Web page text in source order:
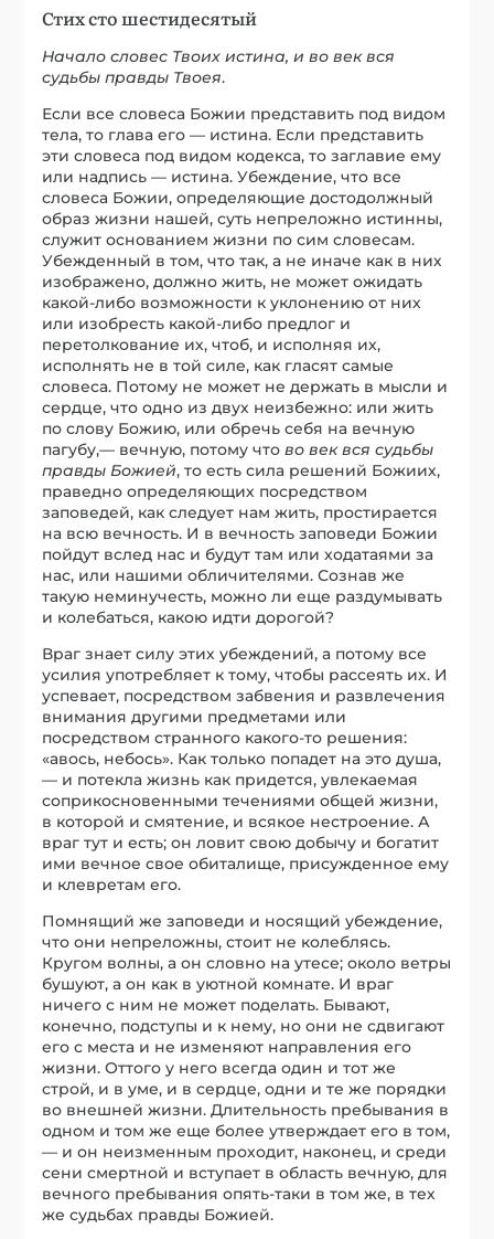
Стих сто шестидесятый
Начало словес Твоих истина, и во век вся
судьбы правды Твоея.
Если все словеса Божии представить под видом
тела, то глава его — истина. Если представить
эти словеса под видом кодекса, то заглавие ему
или надпись — истина. Убеждение, что все
словеса Божии, определяющие достодолжный
образ жизни нашей, суть непреложно истинны,
служит основанием жизни по сим словесам.
Убежденный в том, что так, а не иначе как в них
изображено, должно жить, не может ожидать
какой-либо возможности к уклонению от них
или изобресть какой-либо предлог и
перетолкование их, чтоб, и исполняя их,
исполнять не в той силе, как гласят самые
словеса. Потому не может не держать в мысли и
сердце, что одно из двух неизбежно: или жить
по слову Божию, или обречь себя на вечную
пагубу,— вечную, потому чтово век вся судьбы
правды Божией, то есть сила решений Божиих,
праведно определяющих посредством
заповедей, как следует нам жить, простирается
на всю вечность. И в вечность заповеди Божии
пойдут вслед нас и будут там или ходатаями за
нас, или нашими обличителями. Сознав же
такую неминучесть, можно ли еще раздумывать
и колебаться, какою идти дорогой?
Враг знает силу этих убеждений, а потому все
усилия употребляет к тому, чтобы рассеять их. И
успевает, посредством забвения и развлечения
внимания другими предметами или
посредством странного какого-то решения:
«авось, небось». Как только попадет на это душа,
— и потекла жизнь как придется, увлекаемая
соприкосновенными течениями общей жизни,
в которой и смятение, и всякое нестроение. А
враг тут и есть; он ловит свою добычу и богатит
ими вечное свое обиталище, присужденное ему
и клевретам его.
Помнящий же заповеди и носящий убеждение,
что они непреложны, стоит не колеблясь.
Кругом волны, а он словно на утесе; около ветры
бушуют, а он как в уютной комнате. И враг
ничего с ним не может поделать. Бывают,
конечно, подступы и к нему, но они не сдвигают
его с места и не изменяют направления его
жизни. Оттого у него всегда один и тот же
строй, и в уме, и в сердце, одни и те же порядки
во внешней жизни. Длительность пребывания в
одном и том же еще более утверждает его в том,
— и он неизменным проходит, наконец, и среди
сени смертной и вступает в область вечную, для
вечного пребывания опять-таки в том же, в тех
же судьбах правды Божией.